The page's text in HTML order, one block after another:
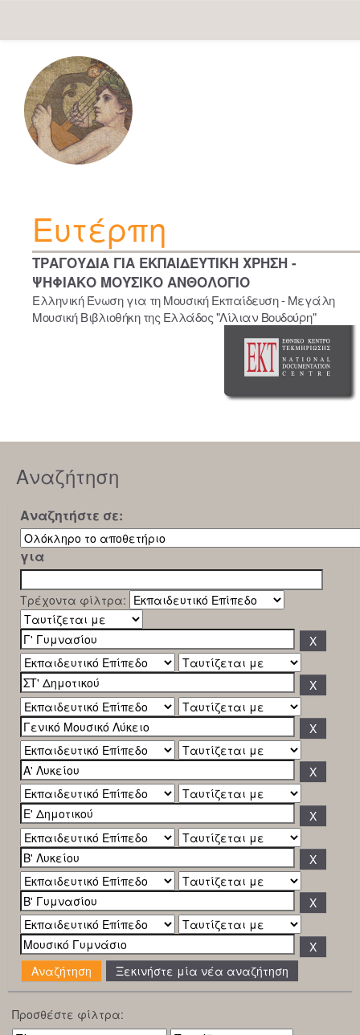
navigation
Ευτέρπη
ΤΡΑΓΟΥΔΙΑ ΓΙΑ ΕΚΠΑΙΔΕΥΤΙΚΗ ΧΡΗΣΗ -
ΨΗΦΙΑΚΟ ΜΟΥΣΙΚΟ ΑΝΘΟΛΟΓΙΟ
Ελληνική Ένωση για τη Μουσική Εκπαίδευση - Μεγάλη
Μουσική Βιβλιοθήκη της Ελλάδος "Λίλιαν Βουδούρη"
Αναζήτηση
Αναζητήστε σε:
για
Τρέχοντα φίλτρα:
Ξεκινήστε μία νέα αναζήτηση
Προσθέστε φίλτρα: